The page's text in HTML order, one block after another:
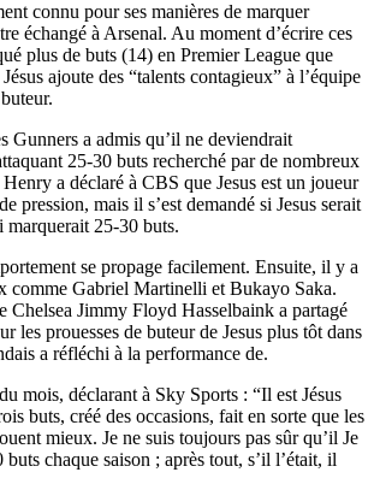
connu pour ses manières de marquer
échangé à Arsenal. Au moment d’écrire ces
plus de buts (14) en Premier League que
ajoute des “talents contagieux” à l’équipe
Gunners a admis qu’il ne deviendrait
25-30 buts recherché par de nombreux
a déclaré à CBS que Jesus est un joueur
pression, mais il s’est demandé si Jesus serait
25-30 buts.
se propage facilement. Ensuite, il y a
comme Gabriel Martinelli et Bukayo Saka.
Chelsea Jimmy Floyd Hasselbaink a partagé
les prouesses de buteur de Jesus plus tôt dans
a réfléchi à la performance de.
mois, déclarant à Sky Sports : “Il est Jésus
buts, créé des occasions, fait en sorte que les
mieux. Je ne suis toujours pas sûr qu’il Je
chaque saison ; après tout, s’il l’était, il